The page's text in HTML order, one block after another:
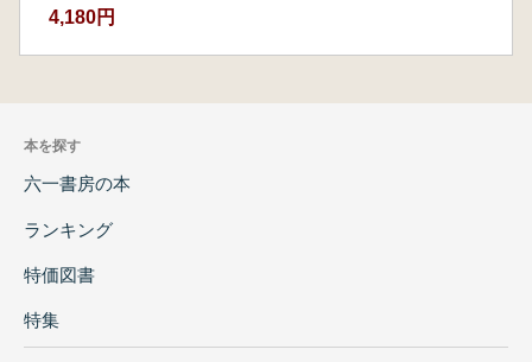
4,180円
本を探す
六一書房の本
ランキング
特価図書
特集